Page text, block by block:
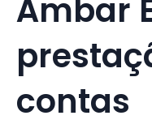
Âmbar
contas